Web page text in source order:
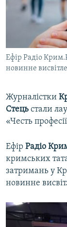
ВІДЕОУРОКИ
СВІДЧЕННЯ
УКРАЇНСЬКА
ІНФОГРАФІКА
Русский
Qırımtatar
ДОЛУЧАЙСЯ!
Усі сайти
Ефір Радіо
новинне
Журналістки
Стець стали
«Честь
Ефір Радіо
кримських
затримань у
новинне